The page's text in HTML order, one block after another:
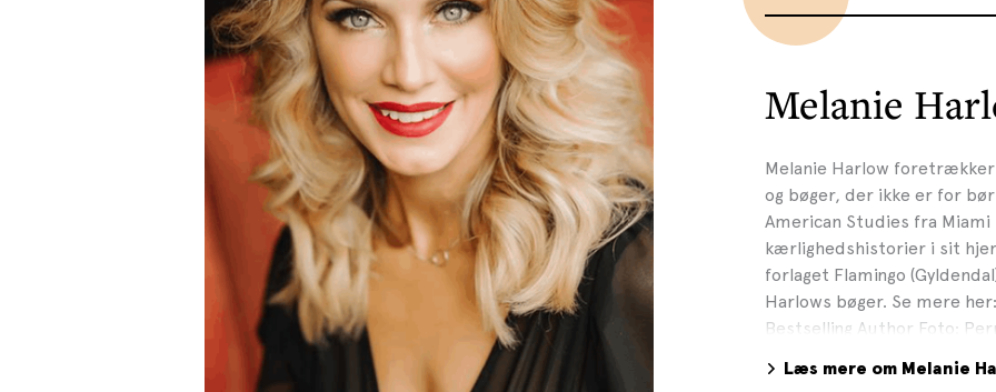
Melanie
Melanie Harlow
og bøger, der ikke er for
American Studies fra Miami
kærlighedshistorier i sit
forlaget Flamingo
Harlows bøger. Se mere
Bestselling Author Foto:
Læs mere om Melanie